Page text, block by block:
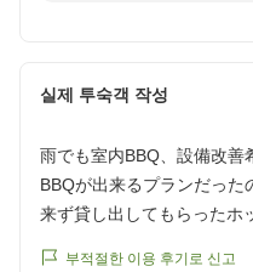
て、早急に確認を行い
せっかくのご滞在にお
残念な思いをさせてし
今回いただいたご意見を
실제 투숙객 작성
雨でも室内BBQ、設備改善
BBQが出来るプランだった
来ず貸し出してもらったホ
부적절한 이용 후기로 신고